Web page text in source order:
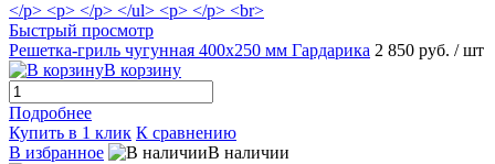
Быстрый просмотр
Решетка-гриль чугунная 400x250 мм Гардарика 2 850 руб. / шт
В корзину
Подробнее
Купить в 1 клик К сравнению
В избранное
В наличии